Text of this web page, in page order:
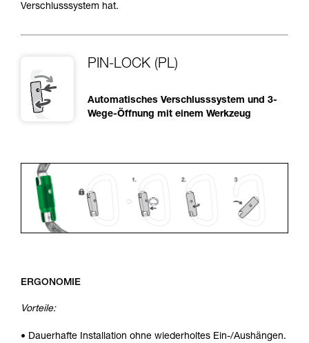
Verschlusssystem hat.
PIN-LOCK (PL)
Automatisches Verschlusssystem und 3-
Wege-Öffnung mit einem Werkzeug
ERGONOMIE
Vorteile:
• Dauerhafte Installation ohne wiederholtes Ein-/Aushängen.